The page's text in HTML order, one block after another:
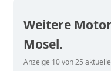
Weitere
Mosel.
Anzeige 10 von 25